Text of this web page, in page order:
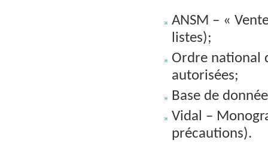
ANSM – «
listes);
Ordre national
autorisées;
Base de
Vidal –
précautions).